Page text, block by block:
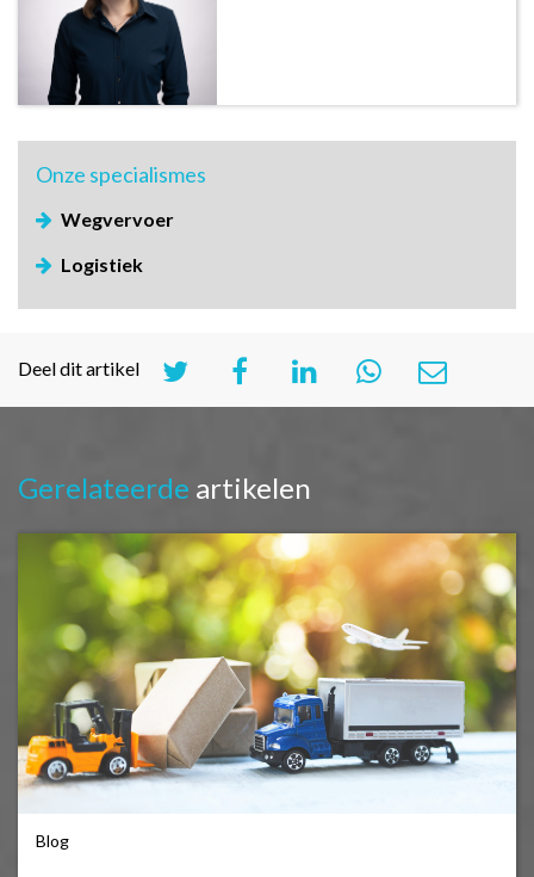
Onze specialismes
Wegvervoer
Logistiek
Deel dit artikel
Gerelateerde artikelen
Blog